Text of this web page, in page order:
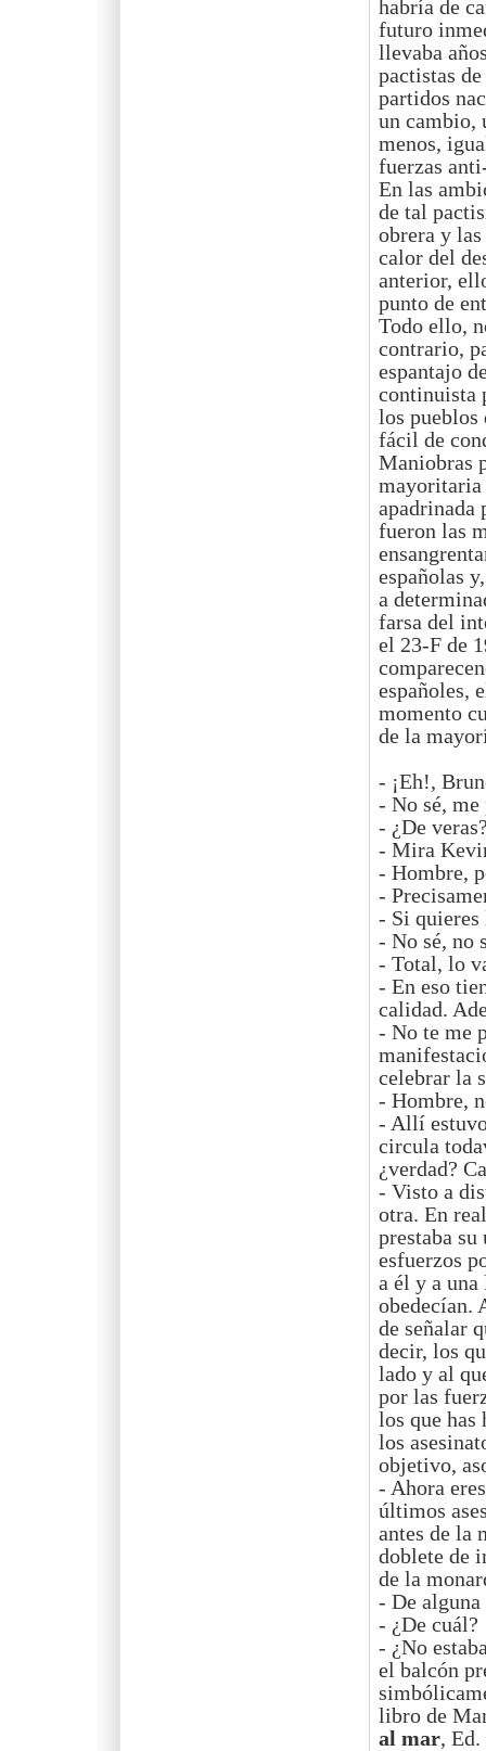
habría de
futuro
llevaba
pactistas
partidos
un cambio,
menos,
fuerzas
En las
de tal
obrera y
calor del
anterior,
punto de
Todo ello,
contrario,
espantajo
continuista
los pueblos
fácil de
Maniobras
mayoritaria
apadrinada
fueron las
españolas
a
farsa del
el 23-F de
españoles,
momento
de la
- ¡Eh!,
- No sé, me
- ¿De
- Mira
- Hombre,
-
- Si
- No sé, no
- Total, lo
- En eso
calidad.
- No te me
celebrar la
- Hombre,
- Allí
circula
¿verdad?
- Visto a
otra. En
prestaba
esfuerzos
a él y a
obedecían.
de señalar
decir, los
lado y al
por las
los que has
los
objetivo,
- Ahora
últimos
antes de la
doblete de
de la
- De alguna
- ¿De cuál?
- ¿No
el balcón
libro de
al mar,